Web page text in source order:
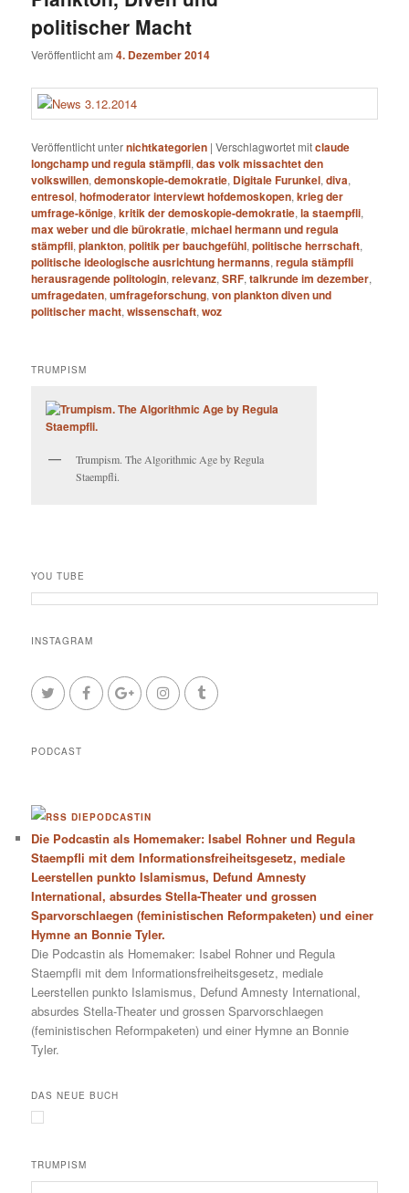
politischer Macht
Veröffentlicht am4. Dezember 2014
Veröffentlicht unternichtkategorien |Verschlagwortet mitclaude
longchamp und regula stämpfli,das volk missachtet den
volkswillen,demonskopie-demokratie, Digitale Furunkel,diva,
entresol,hofmoderator interviewt hofdemoskopen,krieg der
umfrage-könige,kritik der demoskopie-demokratie,la staempfli,
max weber und die bürokratie,michael hermann und regula
stämpfli,plankton,politik per bauchgefühl,politische herrschaft,
politische ideologische ausrichtung hermanns,regula stämpfli
herausragende politologin,relevanz,SRF,talkrunde im dezember,
umfragedaten,umfrageforschung,von plankton diven und
politischer macht,wissenschaft,woz
TRUMPISM
Trumpism. The Algorithmic Age by Regula
Staempfli.
YOU TUBE
INSTAGRAM
PODCAST
DIEPODCASTIN
Die Podcastin als Homemaker: Isabel Rohner und Regula
Staempfli mit dem Informationsfreiheitsgesetz, mediale
Leerstellen punkto Islamismus, Defund Amnesty
International, absurdes Stella-Theater und grossen
Sparvorschlaegen (feministischen Reformpaketen) und einer
Hymne an Bonnie Tyler.
Die Podcastin als Homemaker: Isabel Rohner und Regula
Staempfli mit dem Informationsfreiheitsgesetz, mediale
Leerstellen punkto Islamismus, Defund Amnesty International,
absurdes Stella-Theater und grossen Sparvorschlaegen
(feministischen Reformpaketen) und einer Hymne an Bonnie
Tyler.
DAS NEUE BUCH
TRUMPISM